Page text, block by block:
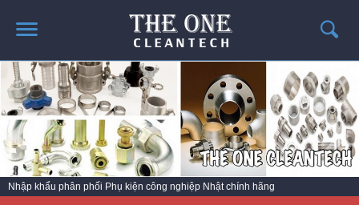
TRANG CHỦ
GIỚI THIỆU
THÔNG TIN SẢN PHẨM
TIN TỨC
LIÊN HỆ
Nhập khẩu phân phối Phụ kiện công nghiệp Nhật chính hãng